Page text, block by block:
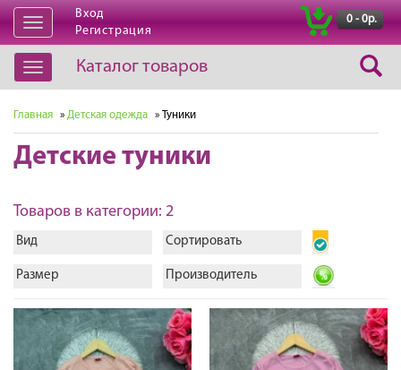
Открыть
навигацию
Вход
Регистрация
0 - 0р.
Открыть
навигацию
Каталог товаров
Главная » Детская одежда » Туники
Детские туники
Товаров в категории: 2
Вид Сортировать
Размер Производитель